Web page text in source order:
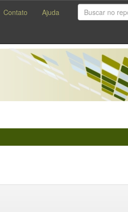
Contato Ajuda